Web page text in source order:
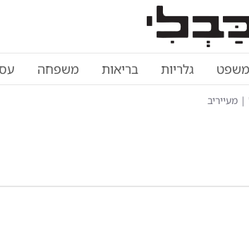
משפט גלריות בריאות משפחה
מעייריב